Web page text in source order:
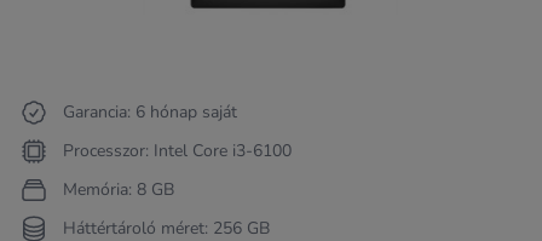
Garancia: 6 hónap saját
Processzor: Intel Core i3-6100
Memória: 8 GB
Háttértároló méret: 256 GB